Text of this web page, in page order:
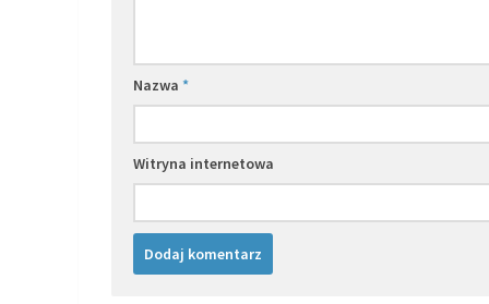
Nazwa *
Witryna internetowa